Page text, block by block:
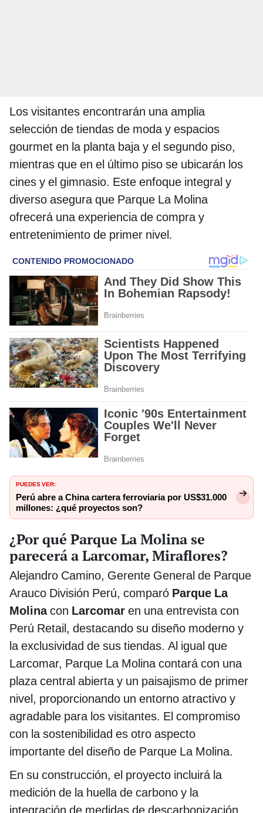
Los visitantes encontrarán una amplia
selección de tiendas de moda y espacios
gourmet en la planta baja y el segundo piso,
mientras que en el último piso se ubicarán los
cines y el gimnasio. Este enfoque integral y
diverso asegura que Parque La Molina
ofrecerá una experiencia de compra y
entretenimiento de primer nivel.
PUEDES VER:
Perú abre a China cartera ferroviaria por US$31.000
millones: ¿qué proyectos son?
¿Por qué Parque La Molina se
parecerá a Larcomar, Miraflores?
Alejandro Camino, Gerente General de Parque
Arauco División Perú, comparó Parque La
Molinacon Larcomar en una entrevista con
Perú Retail, destacando su diseño moderno y
la exclusividad de sus tiendas. Al igual que
Larcomar, Parque La Molina contará con una
plaza central abierta y un paisajismo de primer
nivel, proporcionando un entorno atractivo y
agradable para los visitantes. El compromiso
con la sostenibilidad es otro aspecto
importante del diseño de Parque La Molina.
En su construcción, el proyecto incluirá la
medición de la huella de carbono y la
integración de medidas de descarbonización.